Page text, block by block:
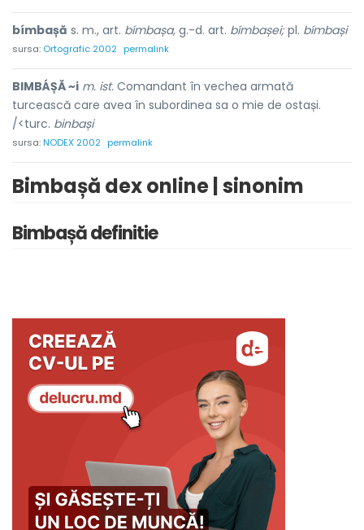
bímbașă s. m., art. bímbașa, g.-d. art. bímbașei;pl. bímbași
sursa: Ortografic 2002 permalink
BIMBÁȘĂ ~i m. ist. Comandant în vechea armată
turcească care avea în subordinea sa o mie de ostași.
/<turc. binbași
sursa:NODEX 2002 permalink
Bimbașă dex online | sinonim
Bimbașă definitie